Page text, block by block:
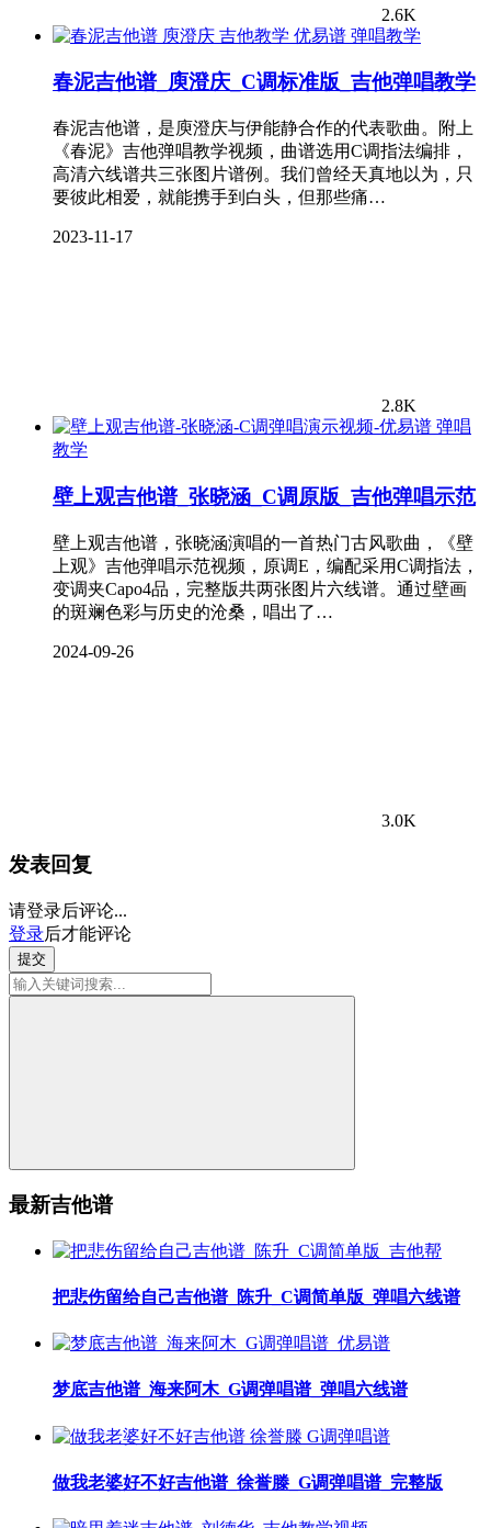
2.6K
弹唱教学
春泥吉他谱_庾澄庆_C调标准版_吉他弹唱教学
春泥吉他谱，是庾澄庆与伊能静合作的代表歌曲。附上
《春泥》吉他弹唱教学视频，曲谱选用C调指法编排，
高清六线谱共三张图片谱例。我们曾经天真地以为，只
要彼此相爱，就能携手到白头，但那些痛…
2023-11-17
2.8K
弹唱
教学
壁上观吉他谱_张晓涵_C调原版_吉他弹唱示范
壁上观吉他谱，张晓涵演唱的一首热门古风歌曲，《壁
上观》吉他弹唱示范视频，原调E，编配采用C调指法，
变调夹Capo4品，完整版共两张图片六线谱。通过壁画
的斑斓色彩与历史的沧桑，唱出了…
2024-09-26
3.0K
发表回复
请登录后评论...
登录后才能评论
提交
最新吉他谱
把悲伤留给自己吉他谱_陈升_C调简单版_弹唱六线谱
梦底吉他谱_海来阿木_G调弹唱谱_弹唱六线谱
做我老婆好不好吉他谱_徐誉滕_G调弹唱谱_完整版